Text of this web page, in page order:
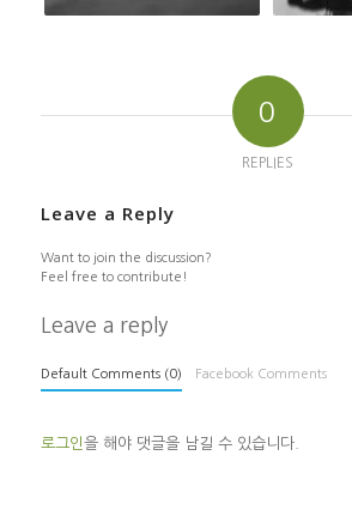
0
REPLIES
Leave a Reply
Want to join the discussion?
Feel free to contribute!
Leave a reply
Default Comments (0) Facebook Comments
로그인을 해야 댓글을 남길 수 있습니다.